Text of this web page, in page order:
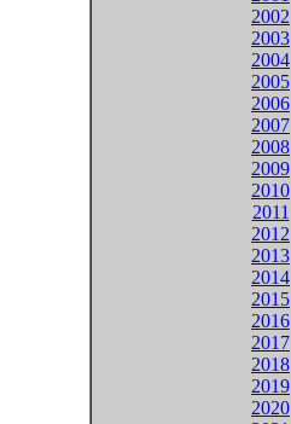
2002
2003
2004
2005
2006
2007
2008
2009
2010
2011
2012
2013
2014
2015
2016
2017
2018
2019
2020